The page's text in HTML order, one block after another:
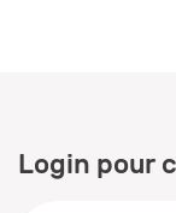
Login pour